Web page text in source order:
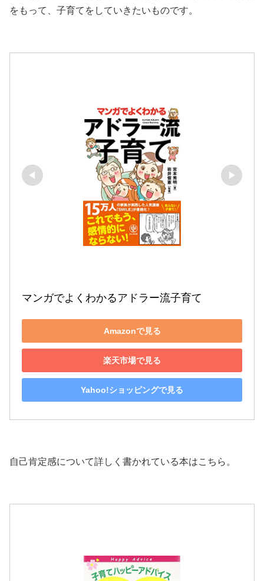
をもって、子育てをしていきたいものです。
マンガでよくわかるアドラー流子育て
Amazonで見る
楽天市場で見る
Yahoo!ショッピングで見る
自己肯定感について詳しく書かれている本はこちら。